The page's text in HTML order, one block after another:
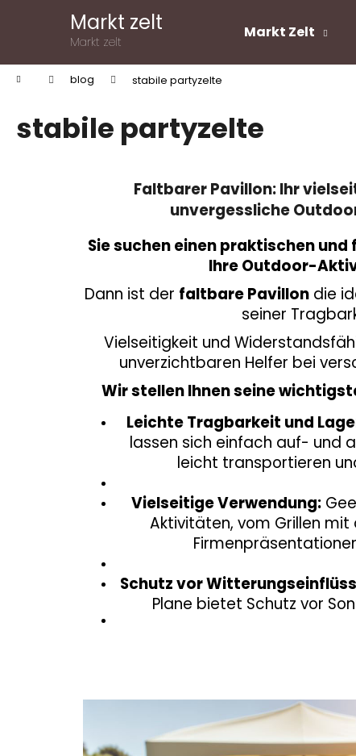
Markt zelt
Markt zelt
Markt Zelt
Startseiteblog stabile partyzelte
stabile partyzelte
Faltbarer Pavillon: Ihr
unvergessliche
Sie suchen einen praktischen
Ihre Outdoor-
Dann ist der faltbare Pavillon die
seiner
Vielseitigkeit und
unverzichtbaren Helfer bei
Wir stellen Ihnen seine
Leichte Tragbarkeit und
lassen sich einfach auf- und
leicht transportieren
Vielseitige Verwendung:
Aktivitäten, vom Grillen mit
Schutz vor
Plane bietet Schutz vor
e
Zurück
zum
Einkaufen
Zurück
zum
EinkaufenWas suchen Sie?